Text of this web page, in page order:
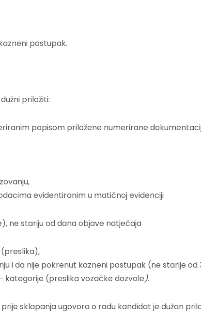
postupak.
priložiti:
popisom priložene numerirane
evidentiranim u matičnoj evidenciji
ne stariju od dana objave natječaja
i da nije pokrenut kazneni postupak (ne starije od
kategorije (preslika vozačke dozvole).
sklapanja ugovora o radu kandidat je dužan